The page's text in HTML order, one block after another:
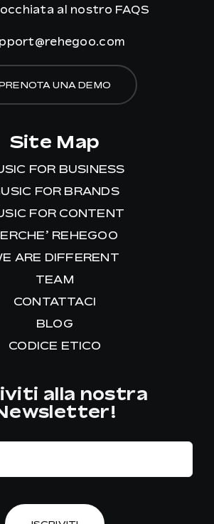
al nostro FAQS
UNA DEMO
Site Map
FOR BUSINESS
FOR BRANDS
FOR CONTENT
REHEGOO
ARE DIFFERENT
TEAM
CONTATTACI
BLOG
CODICE ETICO
alla nostra